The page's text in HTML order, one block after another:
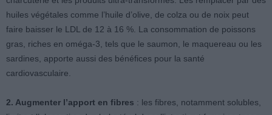
huiles végétales comme l’huile d’olive, de colza ou de noix peut
faire baisser le LDL de 12 à 16 %. La consommation de poissons
gras, riches en oméga-3, tels que le saumon, le maquereau ou les
sardines, apporte aussi des bénéfices pour la santé
cardiovasculaire.
2. Augmenter l’apport en fibres : les fibres, notamment solubles,